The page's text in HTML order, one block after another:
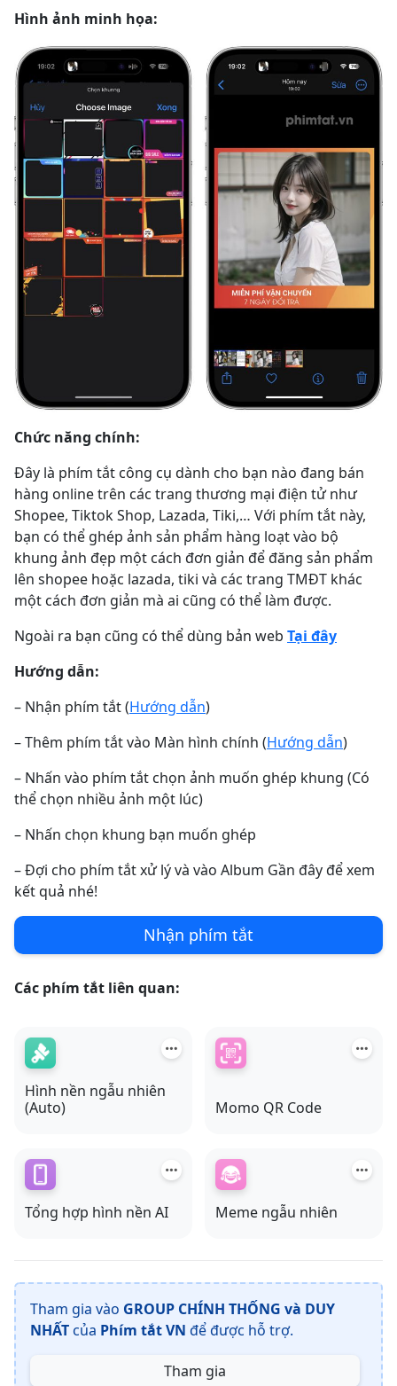
Tìm kiếm
Tất cả phím tắt
phimtat.vn
Thêm vào Danh sách đọc
Hình ảnh minh họa:
Chức năng chính:
Đây là phím tắt công cụ dành cho bạn nào đang bán
hàng online trên các trang thương mại điện tử như
Shopee, Tiktok Shop, Lazada, Tiki,… Với phím tắt này,
bạn có thể ghép ảnh sản phẩm hàng loạt vào bộ
khung ảnh đẹp một cách đơn giản để đăng sản phẩm
lên shopee hoặc lazada, tiki và các trang TMĐT khác
một cách đơn giản mà ai cũng có thể làm được.
Ngoài ra bạn cũng có thể dùng bản web Tại đây
Hướng dẫn:
– Nhận phím tắt (Hướng dẫn)
– Thêm phím tắt vào Màn hình chính (Hướng dẫn)
– Nhấn vào phím tắt chọn ảnh muốn ghép khung (Có
thể chọn nhiều ảnh một lúc)
– Nhấn chọn khung bạn muốn ghép
– Đợi cho phím tắt xử lý và vào Album Gần đây để xem
kết quả nhé!
Nhận phím tắt
Các phím tắt liên quan:
Hình nền ngẫu nhiên
(Auto)
Momo QR Code
Tổng hợp hình nền AI Meme ngẫu nhiên
Tham gia vào GROUP CHÍNH THỐNG và DUY
NHẤTcủa Phím tắt VN để được hỗ trợ.
Tham gia